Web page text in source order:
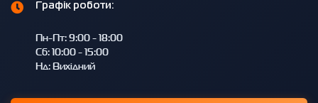
Графік роботи:
Пн-Пт: 9:00 - 18:00
Сб: 10:00 - 15:00
Нд: Вихідний